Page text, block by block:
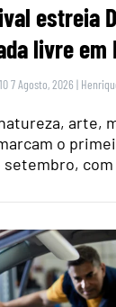
estreia
livre em
7 Agosto, 2026 |
arte,
o
setembro,